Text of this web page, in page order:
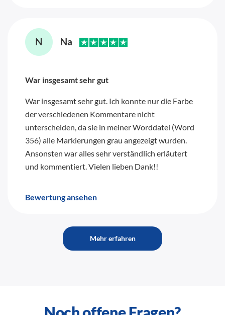
War insgesamt sehr gut
War insgesamt sehr gut. Ich konnte nur die Farbe
der verschiedenen Kommentare nicht
unterscheiden, da sie in meiner Worddatei (Word
356) alle Markierungen grau angezeigt wurden.
Ansonsten war alles sehr verständlich erläutert
und kommentiert. Vielen lieben Dank!!
Bewertung ansehen
Mehr erfahren